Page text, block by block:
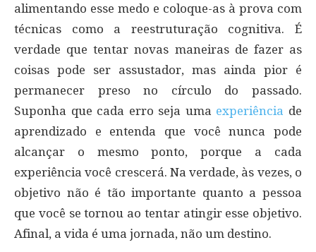
alimentando esse medo e coloque-as à prova com
técnicas como a reestruturação cognitiva. É
verdade que tentar novas maneiras de fazer as
coisas pode ser assustador, mas ainda pior é
permanecer preso no círculo do passado.
Suponha que cada erro seja uma experiência de
aprendizado e entenda que você nunca pode
alcançar o mesmo ponto, porque a cada
experiência você crescerá. Na verdade, às vezes, o
objetivo não é tão importante quanto a pessoa
que você se tornou ao tentar atingir esse objetivo.
Afinal, a vida é uma jornada, não um destino.